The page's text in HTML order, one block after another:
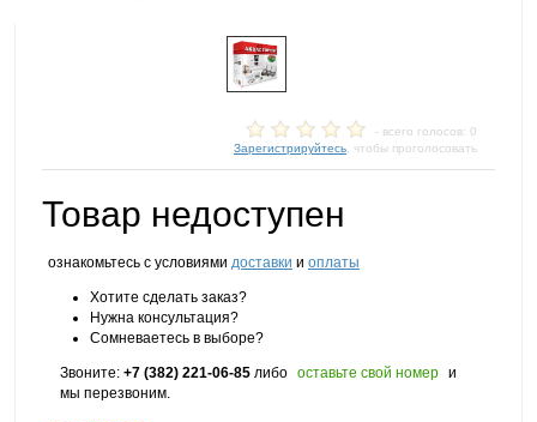
- всего голосов: 0
Зарегистрируйтесь, чтобы проголосовать
Товар недоступен
ознакомьтесь с условиями доставки и оплаты
Хотите сделать заказ?
Нужна консультация?
Сомневаетесь в выборе?
Звоните: +7 (382) 221-06-85 либо оставьте свой номер и
мы перезвоним.